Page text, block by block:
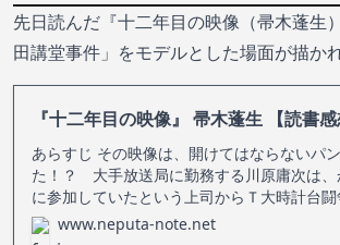
先日読んだ『十二年目の映像（帚木蓬生
田講堂事件 」をモデルとした場面が描か
『十二年目の映像』 帚木蓬生 【読書感
あらすじ その映像は、開けてはならないパ
た！？ 大手放送局に勤務する川原庸次は、
に参加していたという上司からＴ大時計台
クープ映像の存在を聞かされる。初めは半信
たが、十二年間にわたり地下に潜伏し続ける
www.neputa-note.net